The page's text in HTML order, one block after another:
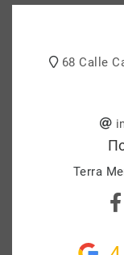
68 Calle
Terra